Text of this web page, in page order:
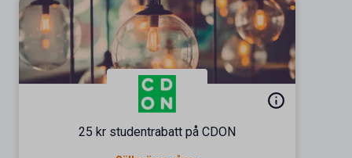
25 kr studentrabatt på CDON